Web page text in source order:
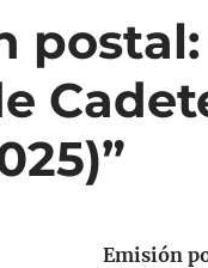
Emisión